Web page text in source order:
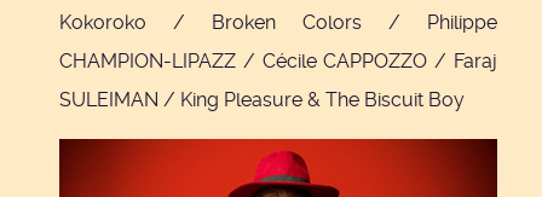
Kokoroko / Broken Colors / Philippe
CHAMPION-LIPAZZ / Cécile CAPPOZZO / Faraj
SULEIMAN / King Pleasure & The Biscuit Boy